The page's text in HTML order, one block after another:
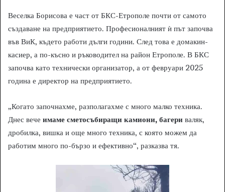
Веселка Борисова е част от БКС-Етрополе почти от самото
създаване на предприятието. Професионалният ѝ път започва
във ВиК, където работи дълги години. След това е домакин-
касиер, а по-късно и ръководител на район Етрополе. В БКС
започва като технически организатор, а от февруари 2025
година е директор на предприятието.
„Когато започнахме, разполагахме с много малко техника.
Днес вече имаме сметосъбиращи камиони, багери валяк,
дробилка, вишка и още много техника, с която можем да
работим много по-бързо и ефективно“, разказва тя.